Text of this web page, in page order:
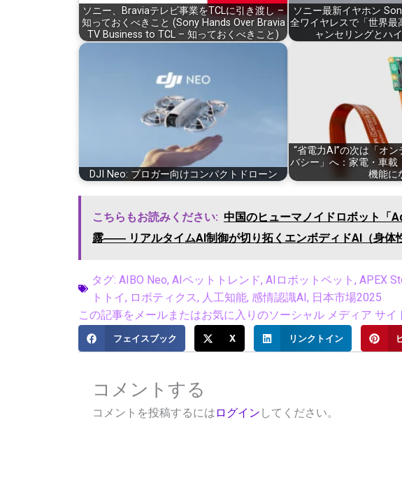
ソニー、Braviaテレビ事業をTCLに引き渡し –
知っておくべきこと (Sony Hands Over Bravia
TV Business to TCL – 知っておくべきこと)
ソニー最新イヤホン
全ワイヤレスで「世界最
ャンセリングとハ
DJI Neo: ブロガー向けコンパクトドローン
“省電力AI”の次は「オ
バシー」へ：家電・車
機能に
こちらもお読みください: 中国のヒューマノイドロボット「
露―― リアルタイムAI制御が切り拓くエンボディドAI（身体
タグ: AIBO Neo, AIペットトレンド, AIロボットペット , APEX
トトイ, ロボティクス, 人工知能, 感情認識AI , 日本市場2025
この記事をメールまたはお気に入りのソーシャル メディア サ
フェイスブック X リンクトイン
コメントする
コメントを投稿するには ログイン してください。